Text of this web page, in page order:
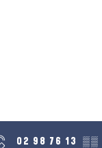
02 98 76 13 ▒▒